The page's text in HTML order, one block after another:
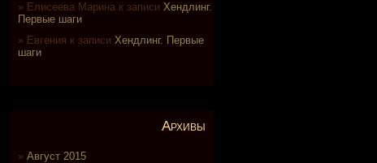
Елисеева Марина к записи Хендлинг.
Первые шаги
Евгения к записи Хендлинг. Первые
шаги
Архивы
Август 2015